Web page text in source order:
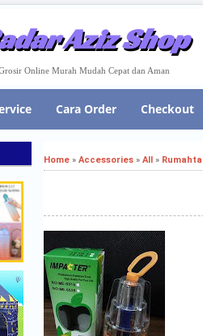
Aziz Shop
Online Murah Mudah Cepat dan Aman
Cara Order Checkout
Home » Accessories » All »